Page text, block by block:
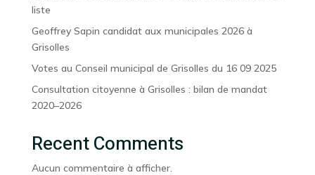
liste
Geoffrey Sapin candidat aux municipales 2026 à
Grisolles
Votes au Conseil municipal de Grisolles du 16 09 2025
Consultation citoyenne à Grisolles : bilan de mandat
2020–2026
Recent Comments
Aucun commentaire à afficher.